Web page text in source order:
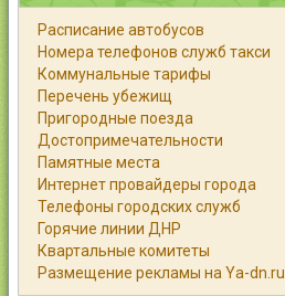
Статьи
Каталог
Справочник
Работа
Объявления
Помощь
Расписание автобусов
Номера телефонов служб такси
Коммунальные тарифы
Перечень убежищ
Пригородные поезда
Достопримечательности
Памятные места
Интернет провайдеры города
Телефоны городских служб
Горячие линии ДНР
Квартальные комитеты
Размещение рекламы на Ya-dn.ru